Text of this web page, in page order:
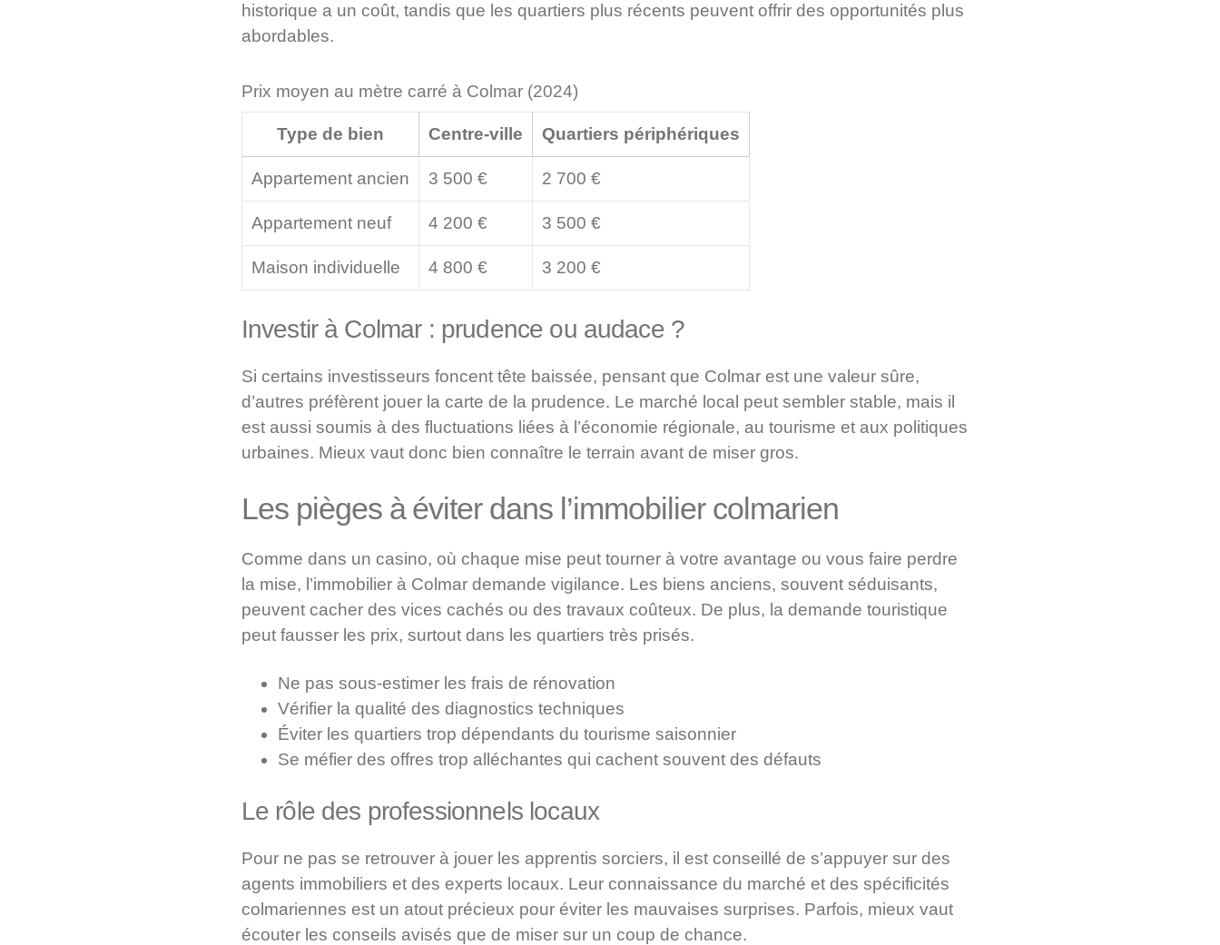
historique a un coût, tandis que les quartiers plus récents peuvent offrir des opportunités plus
abordables.
Prix moyen au mètre carré à Colmar (2024)
Type de bien Centre-ville Quartiers périphériques
Appartement ancien 3 500 € 2 700 €
Appartement neuf 4 200 € 3 500 €
Maison individuelle 4 800 € 3 200 €
Investir à Colmar : prudence ou audace ?
Si certains investisseurs foncent tête baissée, pensant que Colmar est une valeur sûre,
d’autres préfèrent jouer la carte de la prudence. Le marché local peut sembler stable, mais il
est aussi soumis à des fluctuations liées à l’économie régionale, au tourisme et aux politiques
urbaines. Mieux vaut donc bien connaître le terrain avant de miser gros.
Les pièges à éviter dans l’immobilier colmarien
Comme dans un casino, où chaque mise peut tourner à votre avantage ou vous faire perdre
la mise, l’immobilier à Colmar demande vigilance. Les biens anciens, souvent séduisants,
peuvent cacher des vices cachés ou des travaux coûteux. De plus, la demande touristique
peut fausser les prix, surtout dans les quartiers très prisés.
Ne pas sous-estimer les frais de rénovation
Vérifier la qualité des diagnostics techniques
Éviter les quartiers trop dépendants du tourisme saisonnier
Se méfier des offres trop alléchantes qui cachent souvent des défauts
Le rôle des professionnels locaux
Pour ne pas se retrouver à jouer les apprentis sorciers, il est conseillé de s’appuyer sur des
agents immobiliers et des experts locaux. Leur connaissance du marché et des spécificités
colmariennes est un atout précieux pour éviter les mauvaises surprises. Parfois, mieux vaut
écouter les conseils avisés que de miser sur un coup de chance.